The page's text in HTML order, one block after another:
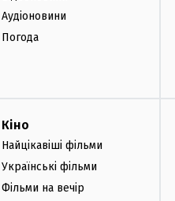
Аудіоновини
Погода
Кіно
Найцікавіші фільми
Українські фільми
Фільми на вечір